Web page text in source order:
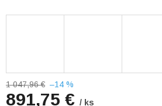
1 047,96 € –14 %
891,75 € / ks